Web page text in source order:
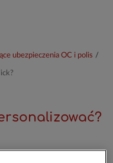
ubezpieczenia OC i polis /